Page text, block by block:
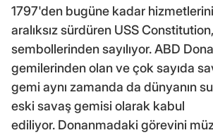
1797'den bugüne kadar hizmetlerini
aralıksız sürdüren USS
sembollerinden sayılıyor. ABD
gemilerinden olan ve çok sayıda
gemi aynı zamanda da dünyanın
eski savaş gemisi olarak kabul
ediliyor. Donanmadaki görevini